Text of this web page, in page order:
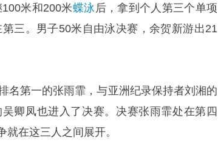
米和200米蝶泳后，拿到个人第三个单项
三。男子50米自由泳决赛，余贺新游出21
名第一的张雨霏，与亚洲纪录保持者刘湘的
卿凤也进入了决赛。决赛张雨霏处在第四
在这三人之间展开。